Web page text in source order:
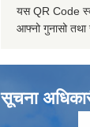
यस QR Code
आफ्नो गुनासो तथा
सूचना